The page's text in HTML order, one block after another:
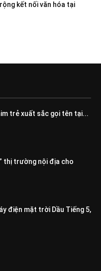
kết nối văn hóa tại
trẻ xuất sắc gọi tên tại...
thị trường nội địa cho
điện mặt trời Dầu Tiếng 5,